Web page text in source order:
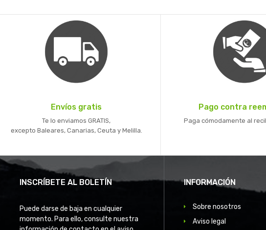
Envíos gratis
Te lo enviamos GRATIS,
excepto Baleares, Canarias, Ceuta y Melilla.
Pago contra
Paga cómodamente al
INSCRÍBETE AL BOLETÍN
Puede darse de baja en cualquier
momento. Para ello, consulte nuestra
INFORMACIÓN
Sobre nosotros
Aviso legal